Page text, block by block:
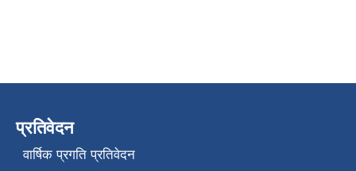
प्रतिवेदन
वार्षिक प्रगति प्रतिवेदन